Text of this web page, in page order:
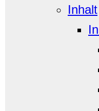
Inhalt